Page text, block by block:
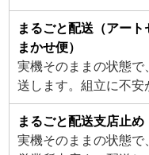
まるごと配送（アー
まかせ便）
実機そのままの状態
送します。組立に不安
まるごと配送支店止め
実機そのままの状態